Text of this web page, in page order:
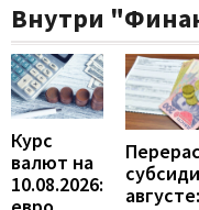
Внутри
Курс
валют на
10.08.2026:
августе: